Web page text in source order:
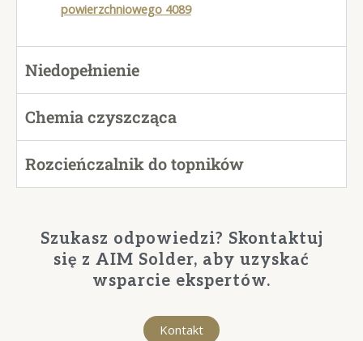
powierzchniowego 4089
Niedopełnienie
Chemia czyszcząca
Rozcieńczalnik do topników
Szukasz odpowiedzi? Skontaktuj
się z AIM Solder, aby uzyskać
wsparcie ekspertów.
Kontakt